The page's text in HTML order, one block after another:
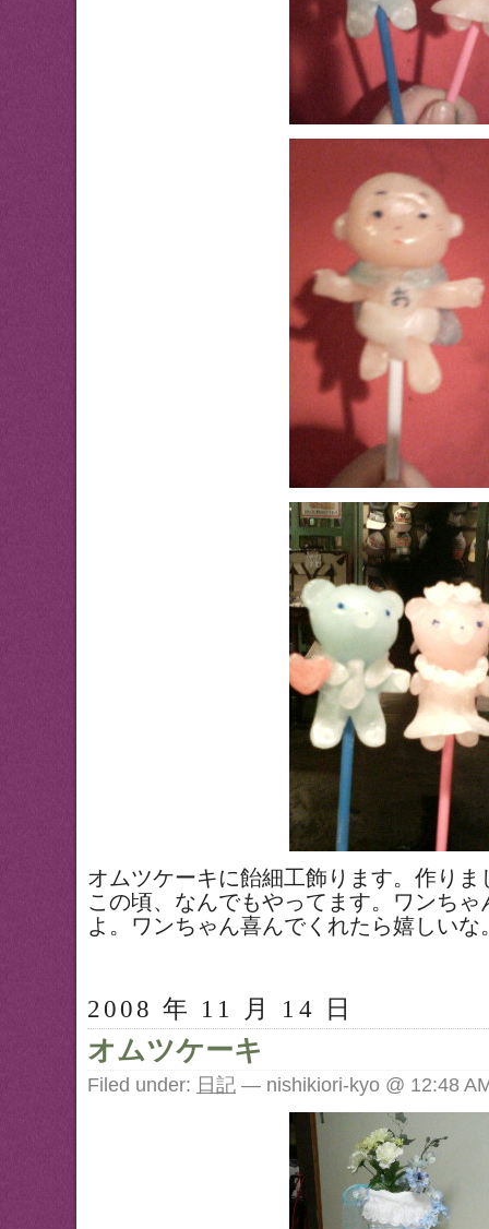
オムツケーキに飴細工飾ります。作りま
この頃、なんでもやってます。ワンち
よ。ワンちゃん喜んでくれたら嬉しいな
2008 年 11 月 14 日
オムツケーキ
Filed under: 日記 — nishikiori-kyo @ 12:48